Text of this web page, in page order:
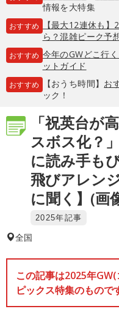
情報を大特集
おすすめ
【最大12連休も
ら？混雑ピーク予
おすすめ 今年のGWどこ行
ットガイド
おすすめ 【おうち時間】 お
ック！
「祝英台が
スボス化？
に読み手も
飛びアレン
に聞く】(画
2025年記事
全国
この記事は2025年
ピックス特集のもので